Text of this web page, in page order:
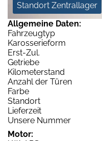
Standort Zentrallager
Allgemeine Daten:
Fahrzeugtyp
Karosserieform
Erst-Zul.
Getriebe
Kilometerstand
Anzahl der Türen
Farbe
Standort
Lieferzeit
Unsere Nummer
Motor: